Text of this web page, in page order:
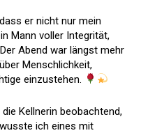
er nicht nur mein
Mann voller Integrität,
Abend war längst mehr
Menschlichkeit,
einzustehen.
Kellnerin beobachtend,
ich eines mit